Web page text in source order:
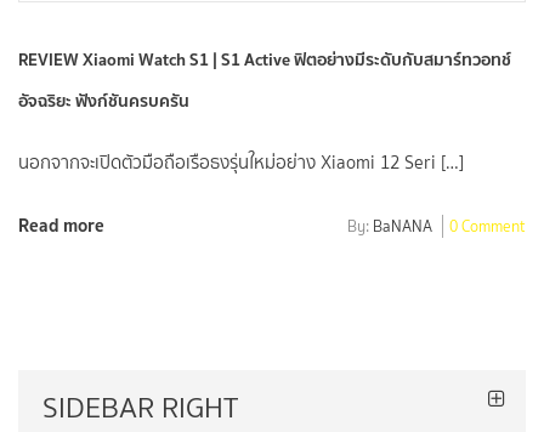
REVIEW Xiaomi Watch S1 | S1 Active ฟิตอย่างมีระดับกับสมาร์ทวอทช์
อัจฉริยะ ฟังก์ชันครบครัน
นอกจากจะเปิดตัวมือถือเรือธงรุ่นใหม่อย่าง Xiaomi 12 Seri […]
Read more By: BaNANA 0 Comment
SIDEBAR RIGHT